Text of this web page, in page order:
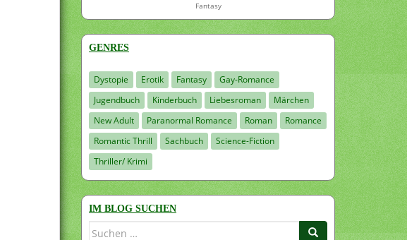
Fantasy
GENRES
Dystopie Erotik Fantasy
Gay-Romance
Jugendbuch
Kinderbuch Liebesroman
Märchen
New Adult
Paranormal Romance Roman
Romance
Romantic Thrill
Sachbuch
Science-Fiction
Thriller/ Krimi
IM BLOG SUCHEN
Suchen